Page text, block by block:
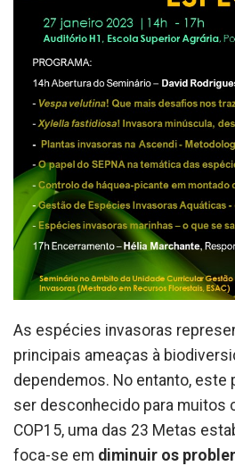
As espécies invasoras
principais ameaças à
dependemos. No entanto, este
ser desconhecido para muitos
COP15, uma das 23 Metas
foca-se em diminuir os